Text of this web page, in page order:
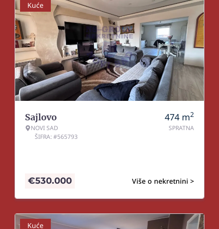
Kuće
Sajlovo
NOVI SAD
ŠIFRA: #565793
474 m2
SPRATNA
Više o nekretnini >
€530.000
Kuće